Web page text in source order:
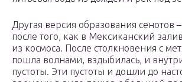
Другая версия образования сенотов
после того, как в Мексиканский
из космоса. После столкновения с
пошла волнами, вздыбилась, и
пустоты. Эти пустоты и дошли до